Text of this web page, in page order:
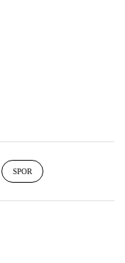
SPOR